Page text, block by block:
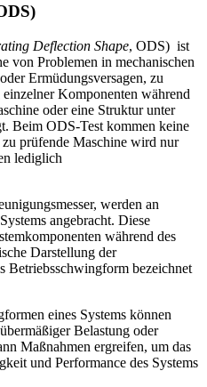
Deflection Shape, ODS) ist
von Problemen in mechanischen
Ermüdungsversagen, zu
Komponenten während
oder eine Struktur unter
Beim ODS-Test kommen keine
prüfende Maschine wird nur
lediglich
werden an
angebracht. Diese
während des
Darstellung der
Betriebsschwingform bezeichnet
eines Systems können
Belastung oder
Maßnahmen ergreifen, um das
und Performance des Systems